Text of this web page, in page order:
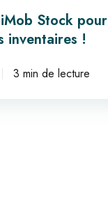
Stock pour
inventaires !
3 min de lecture